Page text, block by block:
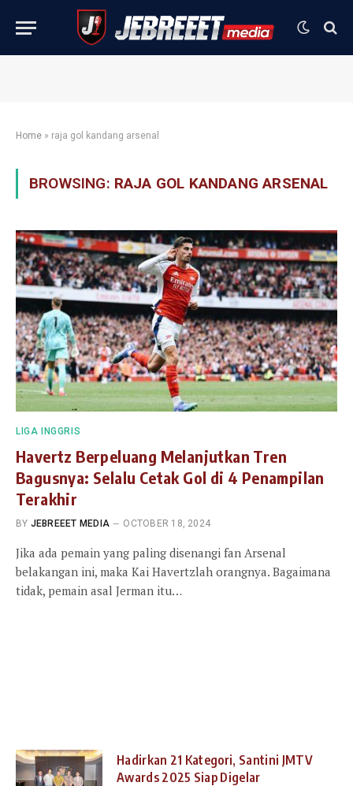
Home » raja gol kandang arsenal
BROWSING: RAJA GOL KANDANG ARSENAL
LIGA INGGRIS
Havertz Berpeluang Melanjutkan Tren
Bagusnya: Selalu Cetak Gol di 4 Penampilan
Terakhir
BY JEBREEET MEDIA OCTOBER 18, 2024
Jika ada pemain yang paling disenangi fan Arsenal
belakangan ini, maka Kai Havertzlah orangnya. Bagaimana
tidak, pemain asal Jerman itu…
Hadirkan 21 Kategori, Santini JMTV
Awards 2025 Siap Digelar